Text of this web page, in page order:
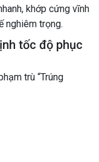
khớp cứng vĩnh
nghiêm trọng.
tốc độ phục
trù “Trúng